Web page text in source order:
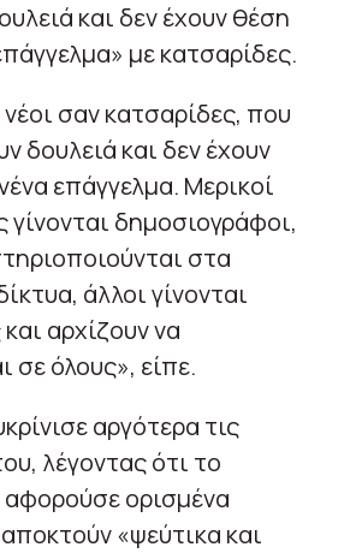
και δεν έχουν θέση
με κατσαρίδες.
σαν κατσαρίδες, που
δουλειά και δεν έχουν
επάγγελμα. Μερικοί
δημοσιογράφοι,
στα
άλλοι γίνονται
αρχίζουν να
σε όλους», είπε.
αργότερα τις
λέγοντας ότι το
αφορούσε ορισμένα
«ψεύτικα και